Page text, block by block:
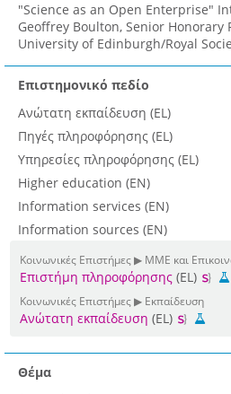
"Science as an Open Enterprise"
Geoffrey Boulton, Senior Honorary
University of Edinburgh/Royal
Επιστημονικό πεδίο
Ανώτατη εκπαίδευση (EL)
Πηγές πληροφόρησης (EL)
Υπηρεσίες πληροφόρησης (EL)
Higher education (EN)
Information services (EN)
Information sources (EN)
Κοινωνικές Επιστήμες ▶ ΜΜΕ και
Επιστήμη πληροφόρησης (EL)
Κοινωνικές Επιστήμες ▶ Εκπαίδευση
Ανώτατη εκπαίδευση (EL)
Θέμα